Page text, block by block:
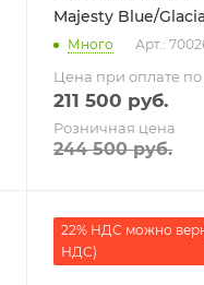
Majesty Blue/
Много Арт.:
Цена при оплате
211 500 руб.
Розничная цена
244 500руб.
22% НДС можно
НДС)